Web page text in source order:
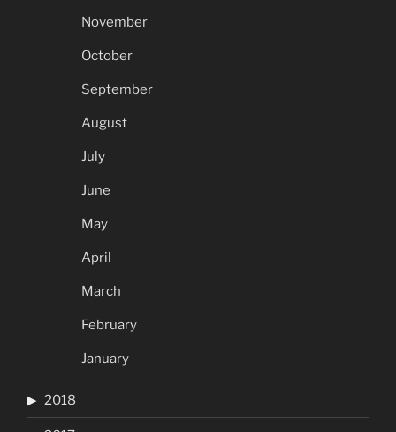
November
October
September
August
July
June
May
April
March
February
January
2018